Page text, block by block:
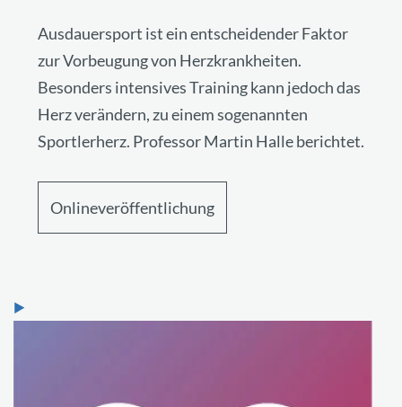
Ausdauersport ist ein entscheidender Faktor
zur Vorbeugung von Herzkrankheiten.
Besonders intensives Training kann jedoch das
Herz verändern, zu einem sogenannten
Sportlerherz. Professor Martin Halle berichtet.
Onlineveröffentlichung